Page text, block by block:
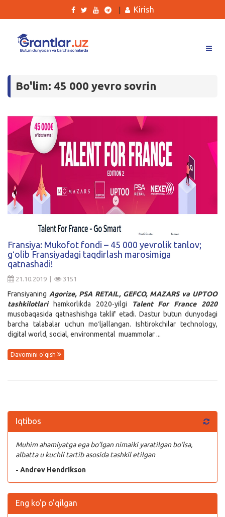
Tanlovlar
Kurslar
Blog
Yana
Kirish
Kirish
Bo'lim: 45 000 yevro sovrin
Fransiya: Mukofot fondi – 45 000 yevrolik tanlov;
gʻolib Fransiyadagi taqdirlash marosimiga
qatnashadi!
21.10.2019 | 3151
Fransiyaning Agorize, PSA RETAIL, GEFCO, MAZARS va UPTOO
tashkilotlari
hamkorlikda 2020-yilgi
Talent For France 2020
musobaqasida qatnashishga taklif etadi. Dastur butun dunyodagi
barcha talabalar uchun moʻljallangan. Ishtirokchilar technology,
digital world, social, environmental muammolar ...
Davomini o'qish
Iqtibos
Muhim ahamiyatga ega bo’lgan nimaiki yaratilgan bo’lsa,
albatta u kuchli tartib asosida tashkil etilgan
- Andrev Hendrikson
Eng ko'p o'qilgan